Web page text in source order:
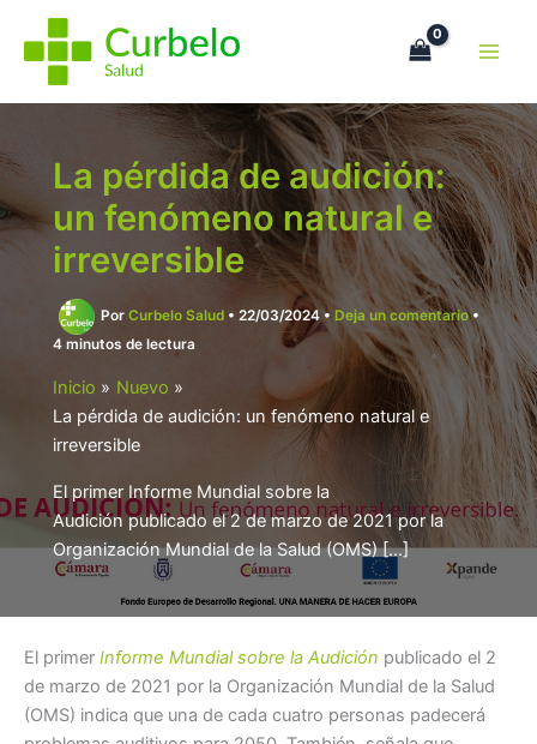
contenido
La pérdida de audición:
un fenómeno natural e
irreversible
Por Curbelo Salud • 22/03/2024 • Deja un comentario •
4 minutos de lectura
Inicio
Nuevo
La pérdida de audición: un fenómeno natural e
irreversible
El primer Informe Mundial sobre la
Audición publicado el 2 de marzo de 2021 por la
Organización Mundial de la Salud (OMS) […]
El primer Informe Mundial sobre la Audición publicado el 2
de marzo de 2021 por la Organización Mundial de la Salud
(OMS) indica que una de cada cuatro personas padecerá